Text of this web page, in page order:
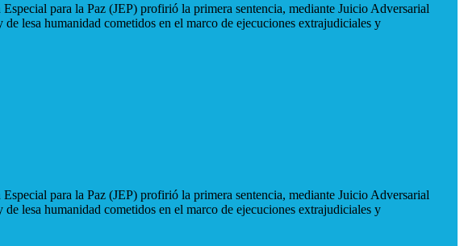
para la Paz (JEP) profirió la primera sentencia, mediante Juicio Adversarial
lesa humanidad cometidos en el marco de ejecuciones extrajudiciales y
para la Paz (JEP) profirió la primera sentencia, mediante Juicio Adversarial
lesa humanidad cometidos en el marco de ejecuciones extrajudiciales y